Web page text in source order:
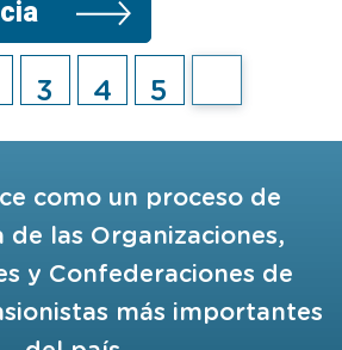
La PMP insta a
a diapositiva
Ir a diapositiva
3 Ir a diapositiva
4 Ir a diapositiva
5
como un proceso de
de las Organizaciones,
y Confederaciones de
más importantes